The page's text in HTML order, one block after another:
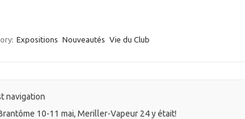
Expositions Nouveautés Vie du Club
navigation
10-11 mai, Meriller-Vapeur 24 y était!